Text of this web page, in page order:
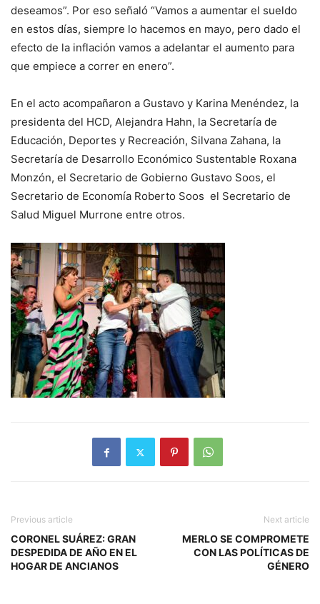
deseamos”. Por eso señaló “Vamos a aumentar el sueldo
en estos días, siempre lo hacemos en mayo, pero dado el
efecto de la inflación vamos a adelantar el aumento para
que empiece a correr en enero”.
En el acto acompañaron a Gustavo y Karina Menéndez, la
presidenta del HCD, Alejandra Hahn, la Secretaría de
Educación, Deportes y Recreación, Silvana Zahana, la
Secretaría de Desarrollo Económico Sustentable Roxana
Monzón, el Secretario de Gobierno Gustavo Soos, el
Secretario de Economía Roberto Soos el Secretario de
Salud Miguel Murrone entre otros.
Previous article
CORONEL SUÁREZ: GRAN
DESPEDIDA DE AÑO EN EL
HOGAR DE ANCIANOS
Next article
MERLO SE COMPROMETE
CON LAS POLÍTICAS DE
GÉNERO